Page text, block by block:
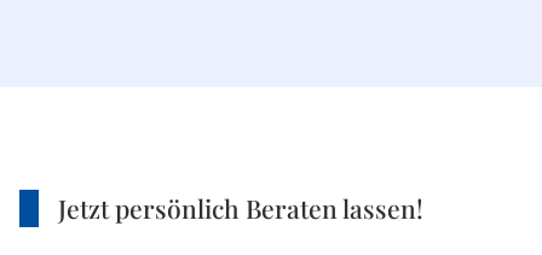
Jetzt persönlich Beraten lassen!